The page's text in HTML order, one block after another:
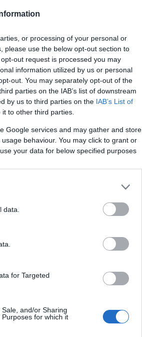
or processing of your personal or
please use the below opt-out section to
out request is processed you may
information utilized by us or personal
out. You may separately opt-out of the
parties on the IAB’s list of downstream
by us to third parties on the IAB’s List of
to other third parties.
Google services and may gather and store
behaviour. You may click to grant or
your data for below specified purposes
for Targeted
and/or Sharing
for which it
επιμόρφωσης
πόλεις, όπως η
παρουσία
του
νέας